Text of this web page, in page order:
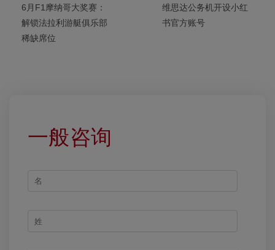
6月F1摩纳哥大奖赛：
解锁法拉利游艇俱乐部
稀缺席位
维思达公务机开设小红
书官方账号
一般咨询